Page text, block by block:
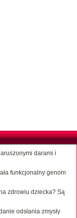
darami i
funkcjonalny genom
zdrowiu dziecka? Są
odsłania zmysły